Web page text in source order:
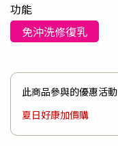
功能
免沖洗修復乳
此商品參與的優惠活動
夏日好康加價購